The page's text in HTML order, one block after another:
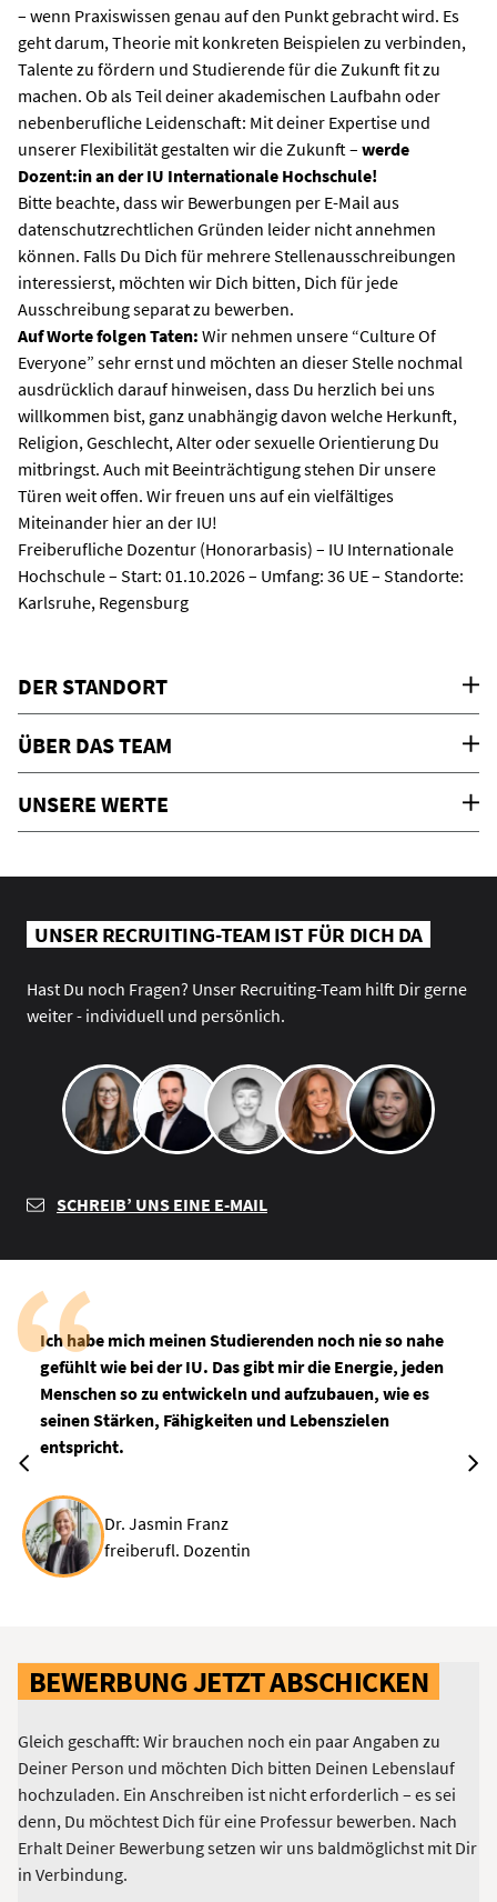
– wenn Praxiswissen genau auf den Punkt gebracht wird. Es
geht darum, Theorie mit konkreten Beispielen zu verbinden,
Talente zu fördern und Studierende für die Zukunft fit zu
machen. Ob als Teil deiner akademischen Laufbahn oder
nebenberufliche Leidenschaft: Mit deiner Expertise und
unserer Flexibilität gestalten wir die Zukunft – werde
Dozent:in an der IU Internationale Hochschule!
Bitte beachte, dass wir Bewerbungen per E-Mail aus
datenschutzrechtlichen Gründen leider nicht annehmen
können. Falls Du Dich für mehrere Stellenausschreibungen
interessierst, möchten wir Dich bitten, Dich für jede
Ausschreibung separat zu bewerben.
Auf Worte folgen Taten: Wir nehmen unsere “Culture Of
Everyone” sehr ernst und möchten an dieser Stelle nochmal
ausdrücklich darauf hinweisen, dass Du herzlich bei uns
willkommen bist, ganz unabhängig davon welche Herkunft,
Religion, Geschlecht, Alter oder sexuelle Orientierung Du
mitbringst. Auch mit Beeinträchtigung stehen Dir unsere
Türen weit offen. Wir freuen uns auf ein vielfältiges
Miteinander hier an der IU!
Freiberufliche Dozentur (Honorarbasis) – IU Internationale
Hochschule – Start: 01.10.2026 – Umfang: 36 UE – Standorte:
Karlsruhe, Regensburg
UNSER RECRUITING-TEAM IST FÜR DICH DA
Hast Du noch Fragen? Unser Recruiting-Team hilft Dir gerne
weiter - individuell und persönlich.
SCHREIB’ UNS EINE E-MAIL
Ich habe mich meinen Studierenden noch nie so nahe
gefühlt wie bei der IU. Das gibt mir die Energie, jeden
Menschen so zu entwickeln und aufzubauen, wie es
seinen Stärken, Fähigkeiten und Lebenszielen
entspricht.
Dr. Jasmin Franz
freiberufl. Dozentin
DER STANDORT
ÜBER DAS TEAM
UNSERE WERTE
BEWERBUNG JETZT ABSCHICKEN
Gleich geschafft: Wir brauchen noch ein paar Angaben zu
Deiner Person und möchten Dich bitten Deinen Lebenslauf
hochzuladen. Ein Anschreiben ist nicht erforderlich – es sei
denn, Du möchtest Dich für eine Professur bewerben. Nach
Erhalt Deiner Bewerbung setzen wir uns baldmöglichst mit Dir
in Verbindung.